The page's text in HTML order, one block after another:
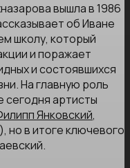
вышла в 1986
об Иване
школу, который
и поражает
и состоявшихся
На главную роль
сегодня артисты
Янковский,
но в итоге ключевого